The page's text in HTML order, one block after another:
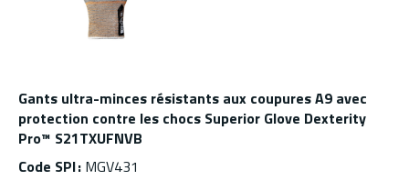
Gants ultra-minces résistants aux coupures A9 avec
protection contre les chocs Superior Glove Dexterity
Pro™ S21TXUFNVB
Code SPI : MGV431